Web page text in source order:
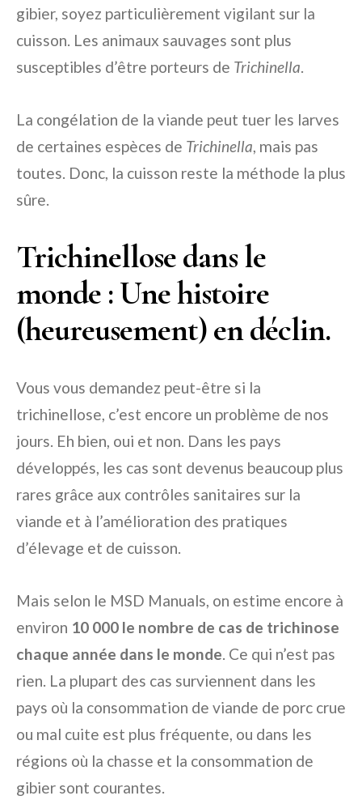
gibier, soyez particulièrement vigilant sur la
cuisson. Les animaux sauvages sont plus
susceptibles d’être porteurs de Trichinella.
La congélation de la viande peut tuer les larves
de certaines espèces de Trichinella, mais pas
toutes. Donc, la cuisson reste la méthode la plus
sûre.
Trichinellose dans le
monde : Une histoire
(heureusement) en déclin.
Vous vous demandez peut-être si la
trichinellose, c’est encore un problème de nos
jours. Eh bien, oui et non. Dans les pays
développés, les cas sont devenus beaucoup plus
rares grâce aux contrôles sanitaires sur la
viande et à l’amélioration des pratiques
d’élevage et de cuisson.
Mais selon le MSD Manuals, on estime encore à
environ 10 000 le nombre de cas de trichinose
chaque année dans le monde. Ce qui n’est pas
rien. La plupart des cas surviennent dans les
pays où la consommation de viande de porc crue
ou mal cuite est plus fréquente, ou dans les
régions où la chasse et la consommation de
gibier sont courantes.